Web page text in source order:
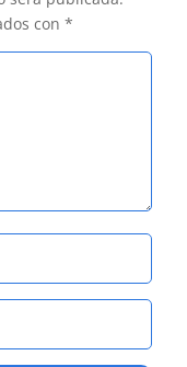
con*